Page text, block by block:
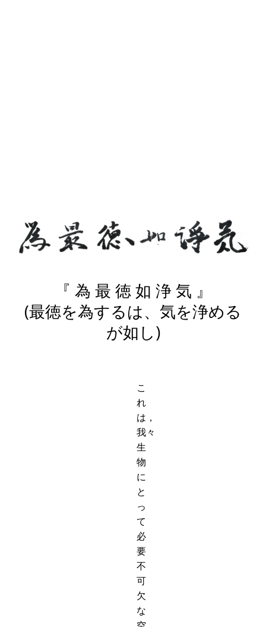
『 為 最 徳 如 浄 気 』
(最徳を為するは、気を浄める
が如し)
こ
れ
は，
我々
生
物
に
と
っ
て
必
要
不
可
欠
な